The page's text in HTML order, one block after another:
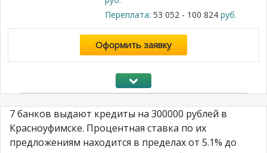
Переплата: 53 052 - 100 824руб.
Оформить заявку
7 банков выдают кредиты на 300000 рублей в
Красноуфимске. Процентная ставка по их
предложениям находится в пределах от 5.1% до